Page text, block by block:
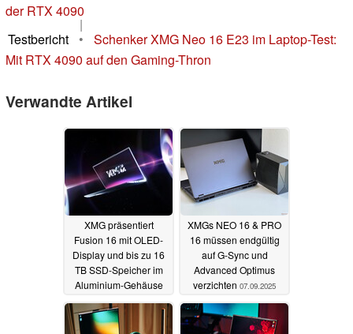
der RTX 4090
|
Testbericht
•
Schenker XMG Neo 16 E23 im Laptop-Test:
Mit RTX 4090 auf den Gaming-Thron
Verwandte Artikel
XMG präsentiert
Fusion 16 mit OLED-
Display und bis zu 16
TB SSD-Speicher im
Aluminium-Gehäuse
18.09.2025
XMGs NEO 16 & PRO
16 müssen endgültig
auf G-Sync und
Advanced Optimus
verzichten 07.09.2025